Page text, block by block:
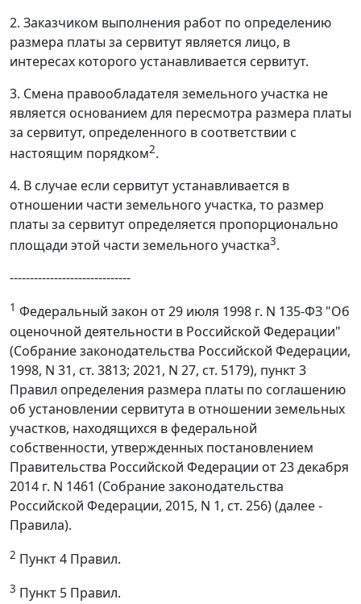
2. Заказчиком выполнения работ по определению
размера платы за сервитут является лицо, в
интересах которого устанавливается сервитут.
3. Смена правообладателя земельного участка не
является основанием для пересмотра размера платы
за сервитут, определенного в соответствии с
настоящим порядком2.
4. В случае если сервитут устанавливается в
отношении части земельного участка, то размер
платы за сервитут определяется пропорционально
площади этой части земельного участка3.
------------------------------
1 Федеральный закон от 29 июля 1998 г. N 135-ФЗ "Об
оценочной деятельности в Российской Федерации"
(Собрание законодательства Российской Федерации,
1998, N 31, ст. 3813; 2021, N 27, ст. 5179), пункт 3
Правил определения размера платы по соглашению
об установлении сервитута в отношении земельных
участков, находящихся в федеральной
собственности, утвержденных постановлением
Правительства Российской Федерации от 23 декабря
2014 г. N 1461 (Собрание законодательства
Российской Федерации, 2015, N 1, ст. 256) (далее -
Правила).
2 Пункт 4 Правил.
3 Пункт 5 Правил.